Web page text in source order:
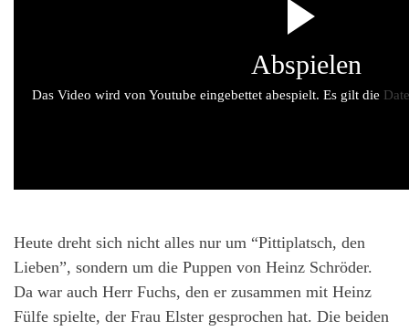
Abspielen
Das Video wird von Youtube eingebettet abespielt. Es gilt die
Heute dreht sich nicht alles nur um “Pittiplatsch, den
Lieben”, sondern um die Puppen von Heinz Schröder.
Da war auch Herr Fuchs, den er zusammen mit Heinz
Fülfe spielte, der Frau Elster gesprochen hat. Die beiden